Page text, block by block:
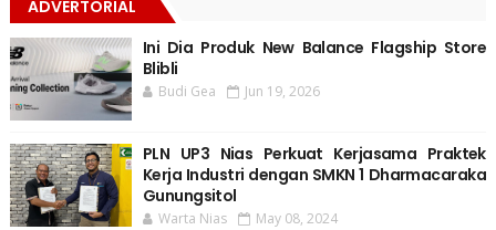
ADVERTORIAL
Ini Dia Produk New Balance Flagship Store
Blibli
Budi Gea Jun 19, 2026
PLN UP3 Nias Perkuat Kerjasama Praktek
Kerja Industri dengan SMKN 1 Dharmacaraka
Gunungsitol
Warta Nias May 08, 2024